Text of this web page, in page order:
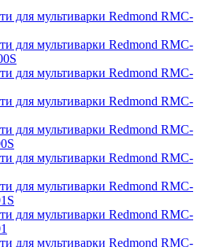
для мультиварки Redmond RMC-
для мультиварки Redmond RMC-
для мультиварки Redmond RMC-
для мультиварки Redmond RMC-
для мультиварки Redmond RMC-
для мультиварки Redmond RMC-
для мультиварки Redmond RMC-
для мультиварки Redmond RMC-
для мультиварки Redmond RMC-